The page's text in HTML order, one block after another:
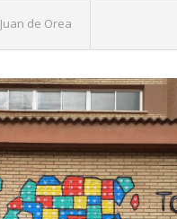
Juan de Orea